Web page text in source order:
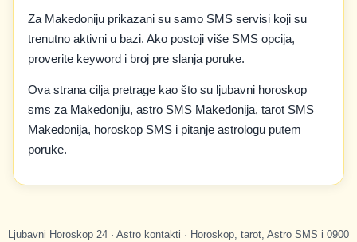
Za Makedoniju prikazani su samo SMS servisi koji su
trenutno aktivni u bazi. Ako postoji više SMS opcija,
proverite keyword i broj pre slanja poruke.
Ova strana cilja pretrage kao što su ljubavni horoskop
sms za Makedoniju, astro SMS Makedonija, tarot SMS
Makedonija, horoskop SMS i pitanje astrologu putem
poruke.
Ljubavni Horoskop 24 · Astro kontakti · Horoskop, tarot, Astro SMS i 0900